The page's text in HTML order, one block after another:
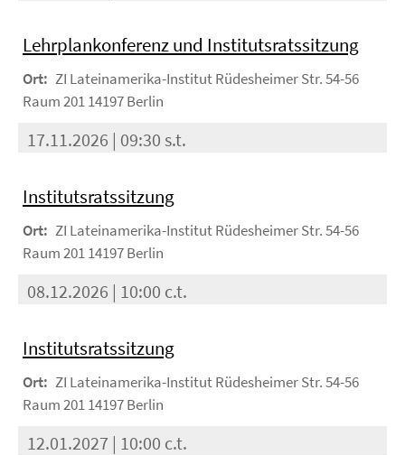
Lehrplankonferenz und Institutsratssitzung
Ort: ZI Lateinamerika-Institut Rüdesheimer Str. 54-56
Raum 201 14197 Berlin
17.11.2026 | 09:30 s.t.
Institutsratssitzung
Ort: ZI Lateinamerika-Institut Rüdesheimer Str. 54-56
Raum 201 14197 Berlin
08.12.2026 | 10:00 c.t.
Institutsratssitzung
Ort: ZI Lateinamerika-Institut Rüdesheimer Str. 54-56
Raum 201 14197 Berlin
12.01.2027 | 10:00 c.t.